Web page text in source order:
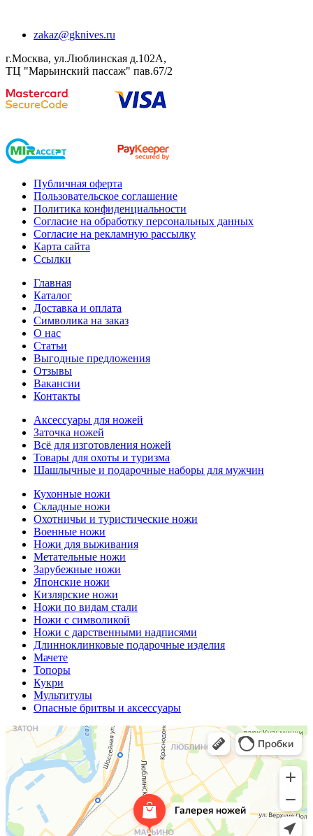
zakaz@gknives.ru
г.Москва, ул.Люблинская д.102А,
ТЦ "Марьинский пассаж" пав.67/2
Публичная оферта
Пользовательское соглашение
Политика конфиденциальности
Согласие на обработку персональных данных
Согласие на рекламную рассылку
Карта сайта
Ссылки
Главная
Каталог
Доставка и оплата
Символика на заказ
О нас
Статьи
Выгодные предложения
Отзывы
Вакансии
Контакты
Аксессуары для ножей
Заточка ножей
Всё для изготовления ножей
Товары для охоты и туризма
Шашлычные и подарочные наборы для мужчин
Кухонные ножи
Складные ножи
Охотничьи и туристические ножи
Военные ножи
Ножи для выживания
Метательные ножи
Зарубежные ножи
Японские ножи
Кизлярские ножи
Ножи по видам стали
Ножи с символикой
Ножи с дарственными надписями
Длинноклинковые подарочные изделия
Мачете
Топоры
Кукри
Мультитулы
Опасные бритвы и аксессуары